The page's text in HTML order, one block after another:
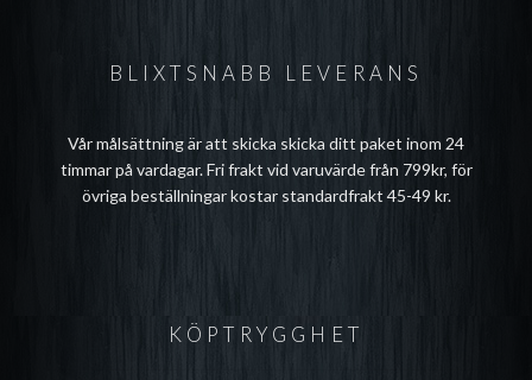
BLIXTSNABB LEVERANS
Vår målsättning är att skicka skicka ditt paket inom 24
timmar på vardagar. Fri frakt vid varuvärde från 799kr, för
övriga beställningar kostar standardfrakt 45-49 kr.
KÖPTRYGGHET